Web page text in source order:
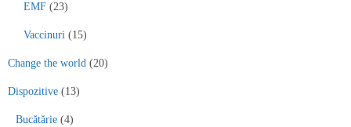
EMF (23)
Vaccinuri (15)
Change the world (20)
Dispozitive (13)
Bucătărie (4)